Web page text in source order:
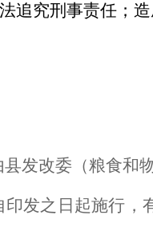
追究刑事责任；
县发改委（粮食和
印发之日 起施行，